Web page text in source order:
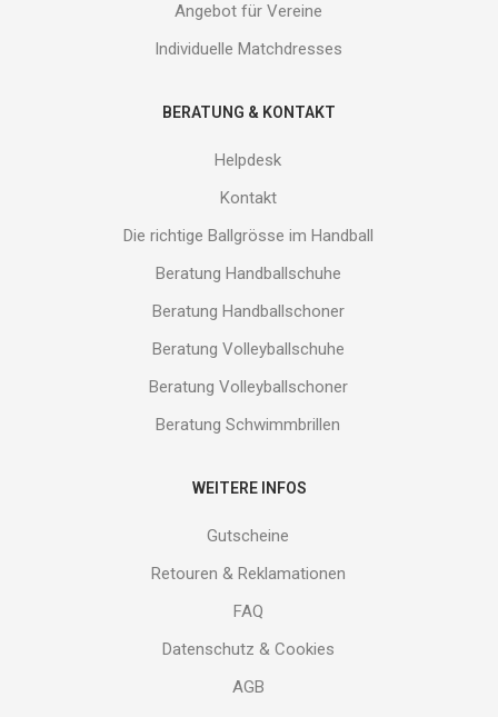
Angebot für Vereine
Individuelle Matchdresses
BERATUNG & KONTAKT
Helpdesk
Kontakt
Die richtige Ballgrösse im Handball
Beratung Handballschuhe
Beratung Handballschoner
Beratung Volleyballschuhe
Beratung Volleyballschoner
Beratung Schwimmbrillen
WEITERE INFOS
Gutscheine
Retouren & Reklamationen
FAQ
Datenschutz & Cookies
AGB